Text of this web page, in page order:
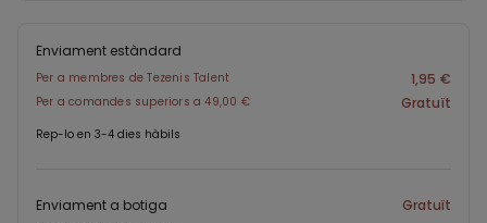
Enviament estàndard
Per a membres de Tezenis Talent 1,95 €
Per a comandes superiors a 49,00 € Gratuït
Rep-lo en 3-4 dies hàbils
Enviament a botiga Gratuït